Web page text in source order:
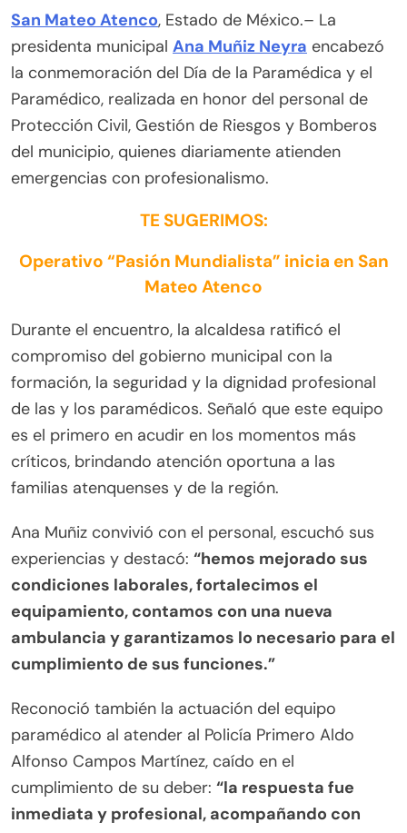
San Mateo Atenco, Estado de México.– La
presidenta municipal Ana Muñiz Neyra encabezó
la conmemoración del Día de la Paramédica y el
Paramédico, realizada en honor del personal de
Protección Civil, Gestión de Riesgos y Bomberos
del municipio, quienes diariamente atienden
emergencias con profesionalismo.
TE SUGERIMOS:
Operativo “Pasión Mundialista” inicia en San
Mateo Atenco
Durante el encuentro, la alcaldesa ratificó el
compromiso del gobierno municipal con la
formación, la seguridad y la dignidad profesional
de las y los paramédicos. Señaló que este equipo
es el primero en acudir en los momentos más
críticos, brindando atención oportuna a las
familias atenquenses y de la región.
Ana Muñiz convivió con el personal, escuchó sus
experiencias y destacó: “hemos mejorado sus
condiciones laborales, fortalecimos el
equipamiento, contamos con una nueva
ambulancia y garantizamos lo necesario para el
cumplimiento de sus funciones.”
Reconoció también la actuación del equipo
paramédico al atender al Policía Primero Aldo
Alfonso Campos Martínez, caído en el
cumplimiento de su deber: “la respuesta fue
inmediata y profesional, acompañando con